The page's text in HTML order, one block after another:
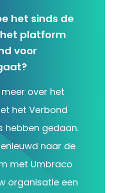
het sinds de
platform
voor
over het
het Verbond
hebben gedaan.
naar de
met Umbraco
organisatie een